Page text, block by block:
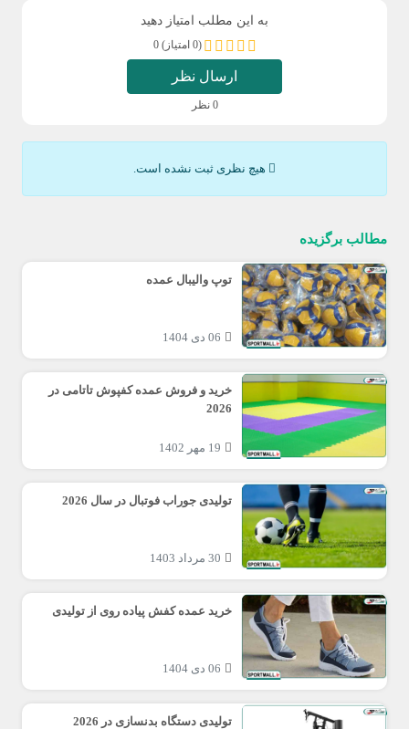
به این مطلب امتیاز دهید
(0 امتیاز) 0
0 نظر
ارسال نظر
هیچ نظری ثبت نشده است.
مطالب برگزیده
توپ والیبال عمده
06 دی 1404
خرید و فروش عمده کفپوش تاتامی در
2026
19 مهر 1402
تولیدی جوراب فوتبال در سال 2026
30 مرداد 1403
خرید عمده کفش پیاده روی از تولیدی
06 دی 1404
تولیدی دستگاه بدنسازی در 2026